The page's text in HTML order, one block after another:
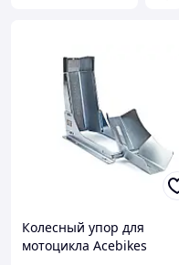
Колесный упор для
мотоцикла Acebikes